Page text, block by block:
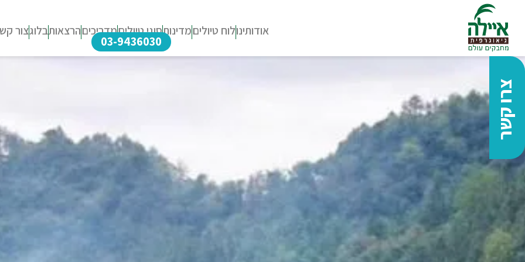
אודותינולוח טיוליםמדינותסוגי טיוליםמדריכיםהרצאותבלוגצור
03-9436030
צרו קשר